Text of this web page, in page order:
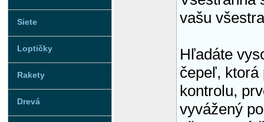
Siete
Loptičky
Rakety
Drevá
vašu
Hľadáte
čepeľ, ktorá
kontrolu,
vyvážený